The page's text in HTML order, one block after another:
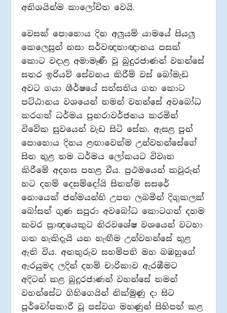
අතිශයින්ම කාලෝචිත වෙයි.
වෙසක් පොහොය දින අලුයම් යාමයේ සියලු
කෙලෙසුන් නසා සර්වඥතාඥානය පසක්
කොට වදාළ අමාමෑණී වූ බුදුරජාණන් වහන්සේ
සතර ඉරියව් සේවනය කිරීම් වස් බෝමැඩ
අවට ගයා ශීර්ෂයේ සත්සතිය ගත කොට
පට්ඨානය වශයෙන් තමන් වහන්සේ අවබෝධ
කරගත් ධර්මය පුනරාවර්ජනය කරමින්
විවේක සුවයෙන් වැඩ සිටි සේක. ඇසළ පුන්
පොහොය දිනය ළඟාවෙත්ම උන්වහන්සේගේ
සිත තුළ තම ධර්මය ලෝකයට විවෘත
කිරීමේ අදහස පහළ වීය. ප්‍රථමයෙන් කවුරුන්
හට දහම් දෙසම්දෝයි සිතත්ම සසරේ
නොයෙක් ජන්මයන්හි උපත ලබමින් දිගුකලක්
බෝසත් ගුණ සපුරා අවබෝධ කොටගත් දහම
කවර ප්‍රාඥයෙකුට නිරවශේෂ වශයෙන් වටහා
ගත හැකිදැයි යන හැඟීම උන්වහන්සේ තුළ
ඇති විය. අනතුරුව සහම්පති මහ බඹහුගේ
ඇරයුමද ලදින් දහම් චාරිකාව ඇරඹීමට
අදිටන් කළ බුදුරජාණන් වහන්සේ තමන්
වහන්සේට ගිහිගෙයින් නික්මුණු දා සිට
පූර්වෝපකාරී වූ පස්වග මහණුන් සිහිපත් කළ